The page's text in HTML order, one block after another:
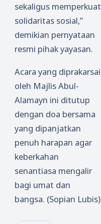
sekaligus memperkuat
solidaritas sosial,”
demikian pernyataan
resmi pihak yayasan.
Acara yang diprakarsai
oleh Majlis Abul-
Alamayn ini ditutup
dengan doa bersama
yang dipanjatkan
penuh harapan agar
keberkahan
senantiasa mengalir
bagi umat dan
bangsa. (Sopian Lubis)